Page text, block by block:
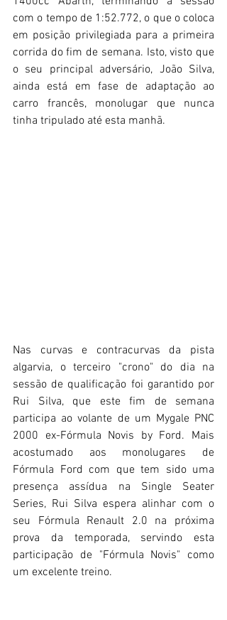
com o tempo de 1:52.772, o que o coloca
em posição privilegiada para a primeira
corrida do fim de semana. Isto, visto que
o seu principal adversário, João Silva,
ainda está em fase de adaptação ao
carro francês, monolugar que nunca
tinha tripulado até esta manhã.
Nas curvas e contracurvas da pista
algarvia, o terceiro "crono" do dia na
sessão de qualificação foi garantido por
Rui Silva, que este fim de semana
participa ao volante de um Mygale PNC
2000 ex-Fórmula Novis by Ford. Mais
acostumado aos monolugares de
Fórmula Ford com que tem sido uma
presença assídua na Single Seater
Series, Rui Silva espera alinhar com o
seu Fórmula Renault 2.0 na próxima
prova da temporada, servindo esta
participação de "Fórmula Novis" como
um excelente treino.